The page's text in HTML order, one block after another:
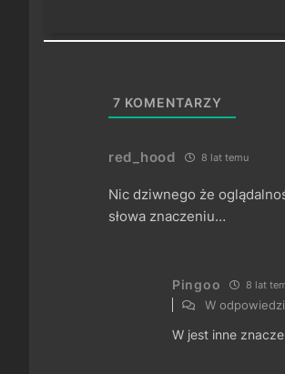
7 KOMENTARZY
red_hood 8 lat temu
Nic dziwnego że
słowa znaczeniu…
Pingoo 8 lat
W
W jest inne